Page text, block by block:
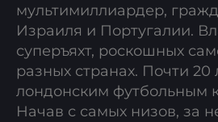
мультимиллиардер,
Израиля и Португалии.
суперъяхт, роскошных
разных странах. Почти 20
лондонским футбольным
Начав с самых низов, за